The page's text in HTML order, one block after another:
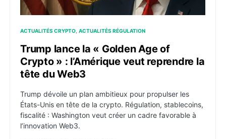
ACTUALITÉS CRYPTO ACTUALITÉS RÉGULATION
Trump lance la « Golden Age of
Crypto » : l’Amérique veut reprendre la
tête du Web3
Trump dévoile un plan ambitieux pour propulser les
États-Unis en tête de la crypto. Régulation, stablecoins,
fiscalité : Washington veut créer un cadre favorable à
l’innovation Web3.